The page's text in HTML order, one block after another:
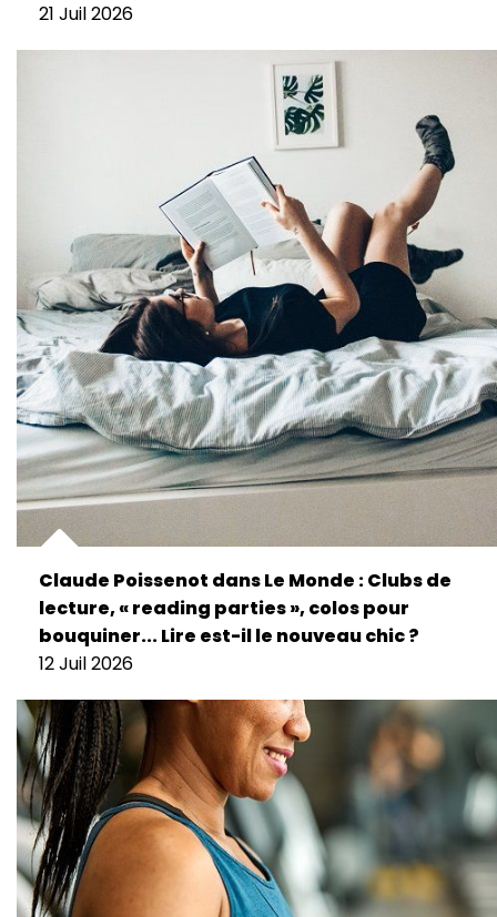
21 Juil 2026
Claude Poissenot dans Le Monde : Clubs de
lecture, « reading parties », colos pour
bouquiner... Lire est-il le nouveau chic ?
12 Juil 2026